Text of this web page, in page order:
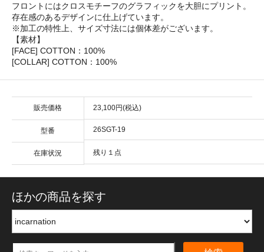
フロントにはクロスモチーフのグラフィックを大胆にプリント。
存在感のあるデザインに仕上げています。
※加工の特性上、サイズ寸法には個体差がございます。
【素材】
[FACE] COTTON：100%
[COLLAR] COTTON：100%
販売価格 23,100円(税込)
型番 26SGT-19
在庫状況 残り１点
ほかの商品を探す